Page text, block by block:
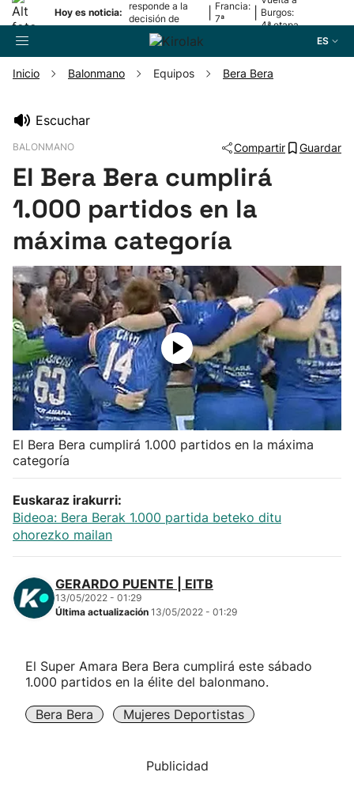
Hoy es noticia:
responde a la
decisión de
Oriamendi
Francia:
7ª
Burgos:
4ª etapa
ES
Pelota
Remo
Baloncesto
Ciclismo
Herri-kirolak
Balonmano
Kirolak 360
Atletismo
Carreras de montaña
Más deportes
Inicio Balonmano Equipos Bera Bera
Escuchar
BALONMANO Compartir Guardar
El Bera Bera cumplirá
1.000 partidos en la
máxima categoría
El Bera Bera cumplirá 1.000 partidos en la máxima
categoría
Euskaraz irakurri:
Bideoa: Bera Berak 1.000 partida beteko ditu
ohorezko mailan
GERARDO PUENTE | EITB
13/05/2022 - 01:29
Última actualización 13/05/2022 - 01:29
El Super Amara Bera Bera cumplirá este sábado
1.000 partidos en la élite del balonmano.
Bera Bera Mujeres Deportistas
Publicidad